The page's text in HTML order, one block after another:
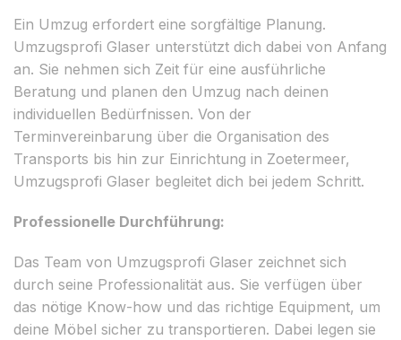
Ein Umzug erfordert eine sorgfältige Planung.
Umzugsprofi Glaser unterstützt dich dabei von Anfang
an. Sie nehmen sich Zeit für eine ausführliche
Beratung und planen den Umzug nach deinen
individuellen Bedürfnissen. Von der
Terminvereinbarung über die Organisation des
Transports bis hin zur Einrichtung in Zoetermeer,
Umzugsprofi Glaser begleitet dich bei jedem Schritt.
Professionelle Durchführung:
Das Team von Umzugsprofi Glaser zeichnet sich
durch seine Professionalität aus. Sie verfügen über
das nötige Know-how und das richtige Equipment, um
deine Möbel sicher zu transportieren. Dabei legen sie